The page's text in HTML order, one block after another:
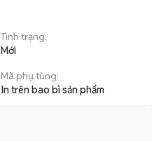
Tình trạng:
Mới
Mã phụ tùng:
In trên bao bì sản phẩm